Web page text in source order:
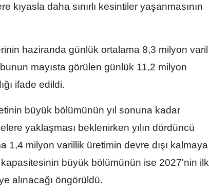
kıyasla daha sınırlı kesintiler yaşanmasının
haziranda günlük ortalama 8,3 milyon varil
mayısta görülen günlük 11,2 milyon
ifade edildi.
büyük bölümünün yıl sonuna kadar
yaklaşması beklenirken yılın dördüncü
1,4 milyon varillik üretimin devre dışı kalmaya
büyük bölümünün ise 2027'nin ilk
alınacağı öngörüldü.